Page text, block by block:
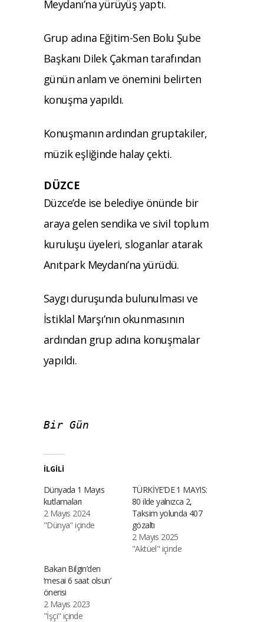
Meydanı’na yürüyüş yaptı.
Grup adına Eğitim-Sen Bolu Şube
Başkanı Dilek Çakman tarafından
günün anlam ve önemini belirten
konuşma yapıldı.
Konuşmanın ardından gruptakiler,
müzik eşliğinde halay çekti.
DÜZCE
Düzce’de ise belediye önünde bir
araya gelen sendika ve sivil toplum
kuruluşu üyeleri, sloganlar atarak
Anıtpark Meydanı’na yürüdü.
Saygı duruşunda bulunulması ve
İstiklal Marşı’nın okunmasının
ardından grup adına konuşmalar
yapıldı.
Bir Gün
İLGILI
Dünyada 1 Mayıs
kutlamaları
2 Mayıs 2024
"Dünya" içinde
TÜRKİYE’DE 1 MAYIS:
80 ilde yalnızca 2,
Taksim yolunda 407
gözaltı
2 Mayıs 2025
"Aktüel" içinde
Bakan Bilgin’den
‘mesai 6 saat olsun’
önerisi
2 Mayıs 2023
"İşçi" içinde